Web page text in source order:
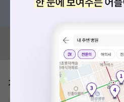
혹은, 의료상담 서비스에
혹시 잘못된 병원정보가 있나요?
모두닥 팀에 알려주세요!
가격표